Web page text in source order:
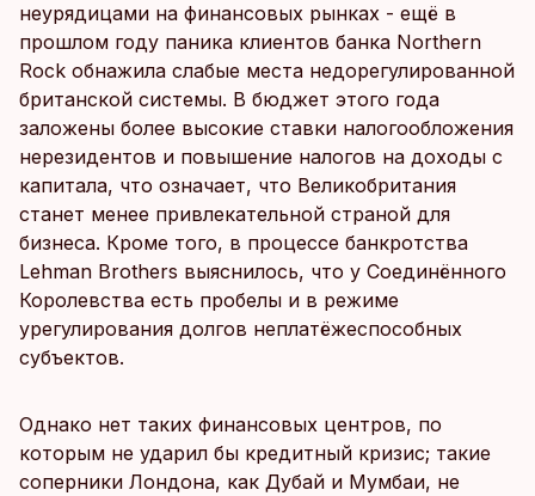
неурядицами на финансовых рынках - ещё в
прошлом году паника клиентов банка Northern
Rock обнажила слабые места недорегулированной
британской системы. В бюджет этого года
заложены более высокие ставки налогообложения
нерезидентов и повышение налогов на доходы с
капитала, что означает, что Великобритания
станет менее привлекательной страной для
бизнеса. Кроме того, в процессе банкротства
Lehman Brothers выяснилось, что у Соединённого
Королевства есть пробелы и в режиме
урегулирования долгов неплатёжеспособных
субъектов.
Однако нет таких финансовых центров, по
которым не ударил бы кредитный кризис; такие
соперники Лондона, как Дубай и Мумбаи, не